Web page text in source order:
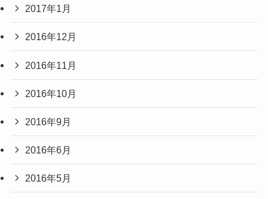
2017年1月
2016年12月
2016年11月
2016年10月
2016年9月
2016年6月
2016年5月